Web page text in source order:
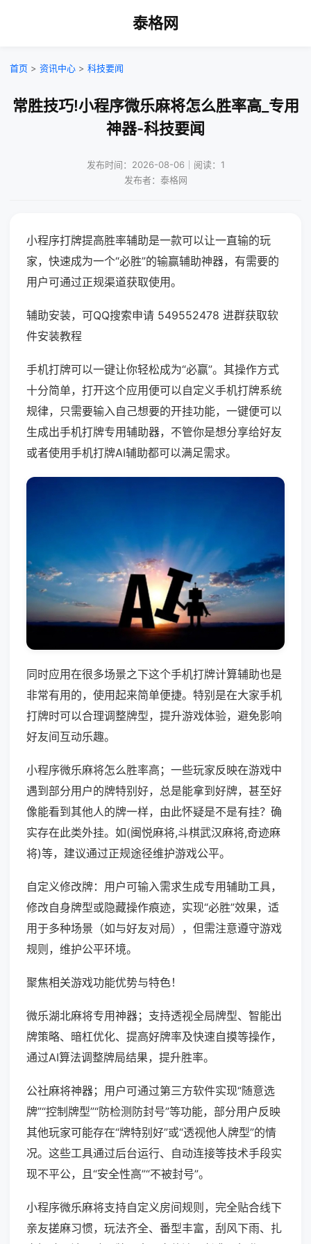
泰格网
首页 > 资讯中心 > 科技要闻
常胜技巧!小程序微乐麻将怎么胜率高_专用
神器-科技要闻
发布时间：2026-08-06｜阅读：1
发布者：泰格网
小程序打牌提高胜率辅助是一款可以让一直输的玩
家，快速成为一个“必胜”的输赢辅助神器，有需要的
用户可通过正规渠道获取使用。
辅助安装，可QQ搜索申请 549552478 进群获取软
件安装教程
手机打牌可以一键让你轻松成为“必赢”。其操作方式
十分简单，打开这个应用便可以自定义手机打牌系统
规律，只需要输入自己想要的开挂功能，一键便可以
生成出手机打牌专用辅助器，不管你是想分享给好友
或者使用手机打牌AI辅助都可以满足需求。
同时应用在很多场景之下这个手机打牌计算辅助也是
非常有用的，使用起来简单便捷。特别是在大家手机
打牌时可以合理调整牌型，提升游戏体验，避免影响
好友间互动乐趣。
小程序微乐麻将怎么胜率高；一些玩家反映在游戏中
遇到部分用户的牌特别好，总是能拿到好牌，甚至好
像能看到其他人的牌一样，由此怀疑是不是有挂？确
实存在此类外挂。如(闽悦麻将,斗棋武汉麻将,奇迹麻
将)等，建议通过正规途径维护游戏公平。
自定义修改牌：用户可输入需求生成专用辅助工具，
修改自身牌型或隐藏操作痕迹，实现“必胜”效果，适
用于多种场景（如与好友对局），但需注意遵守游戏
规则，维护公平环境。
聚焦相关游戏功能优势与特色！
微乐湖北麻将专用神器；支持透视全局牌型、智能出
牌策略、暗杠优化、提高好牌率及快速自摸等操作，
通过AI算法调整牌局结果，提升胜率。
公社麻将神器；用户可通过第三方软件实现“随意选
牌”“控制牌型”“防检测防封号”等功能，部分用户反映
其他玩家可能存在“牌特别好”或“透视他人牌型”的情
况。这些工具通过后台运行、自动连接等技术手段实
现不平公，且“安全性高”“不被封号”。
小程序微乐麻将支持自定义房间规则，完全贴合线下
亲友搓麻习惯，玩法齐全、番型丰富，刮风下雨、扎